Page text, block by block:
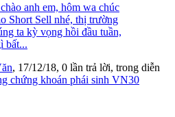
anh em, hôm wa chúc
Short Sell nhé, thị trường
ta kỳ vọng hồi đầu tuần,
bất...
, 17/12/18, 0 lần trả lời, trong diễn
chứng khoán phái sinh VN30